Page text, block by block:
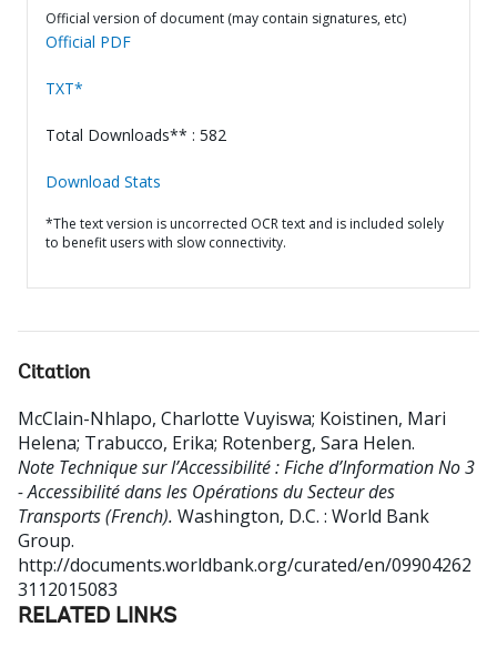
Official version of document (may contain signatures, etc)
Official PDF
TXT*
Total Downloads** : 582
Download Stats
*The text version is uncorrected OCR text and is included solely
to benefit users with slow connectivity.
Citation
McClain-Nhlapo, Charlotte Vuyiswa; Koistinen, Mari
Helena; Trabucco, Erika; Rotenberg, Sara Helen.
Note Technique sur l’Accessibilité : Fiche d’Information No 3
- Accessibilité dans les Opérations du Secteur des
Transports (French). Washington, D.C. : World Bank
Group.
http://documents.worldbank.org/curated/en/09904262
3112015083
RELATED LINKS